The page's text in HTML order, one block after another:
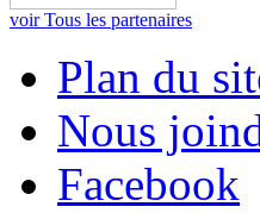
voir Tous les partenaires
Plan du
Nous
Facebook